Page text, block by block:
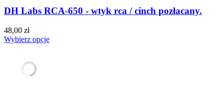
DH Labs RCA-650 - wtyk rca / cinch pozłacany.
48,00 zł
Wybierz opcje